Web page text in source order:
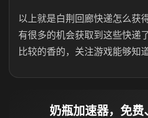
以上就是白荆回廊快递怎么获
有很多的机会获取到这些快递
比较的香的，关注游戏能够知
奶瓶加速器，免费